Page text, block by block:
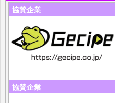
協賛企業
協賛企業